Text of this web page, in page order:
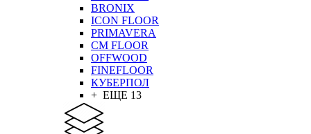
BRONIX
ICON FLOOR
PRIMAVERA
CM FLOOR
OFFWOOD
FINEFLOOR
КУБЕРПОЛ
+ ЕЩЕ 13